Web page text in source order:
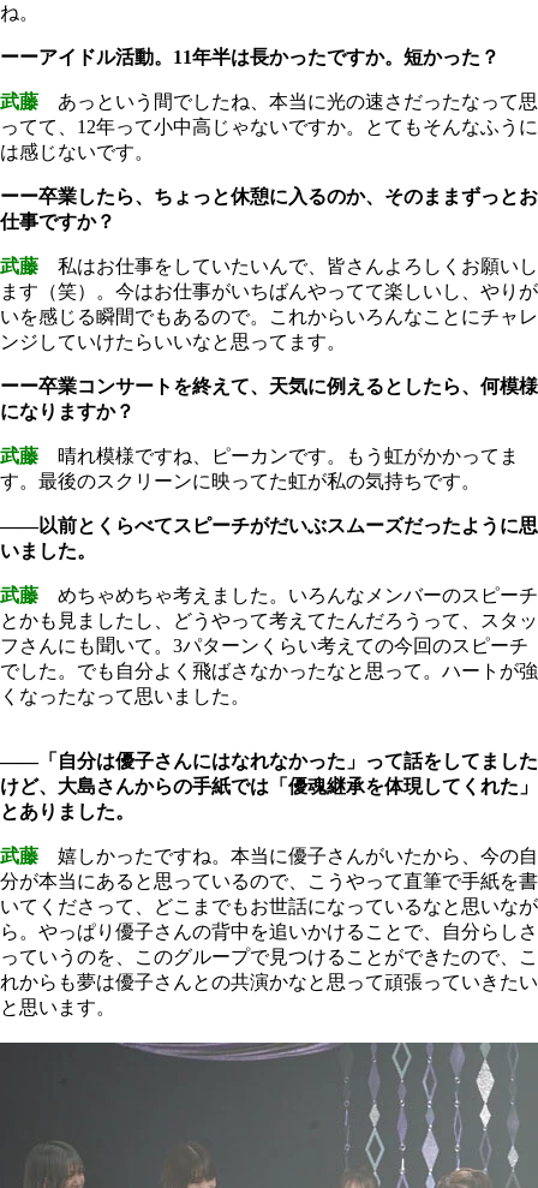
ね。
ーーアイドル活動。11年半は長かったですか。短かった？
武藤 あっという間でしたね、本当に光の速さだったなって思
ってて、12年って小中高じゃないですか。とてもそんなふうに
は感じないです。
ーー卒業したら、ちょっと休憩に入るのか、そのままずっとお
仕事ですか？
武藤 私はお仕事をしていたいんで、皆さんよろしくお願いし
ます（笑）。今はお仕事がいちばんやってて楽しいし、やりが
いを感じる瞬間でもあるので。これからいろんなことにチャレ
ンジしていけたらいいなと思ってます。
ーー卒業コンサートを終えて、天気に例えるとしたら、何模様
になりますか？
武藤 晴れ模様ですね、ピーカンです。もう虹がかかってま
す。最後のスクリーンに映ってた虹が私の気持ちです。
――以前とくらべてスピーチがだいぶスムーズだったように思
いました。
武藤 めちゃめちゃ考えました。いろんなメンバーのスピーチ
とかも見ましたし、どうやって考えてたんだろうって、スタッ
フさんにも聞いて。3パターンくらい考えての今回のスピーチ
でした。でも自分よく飛ばさなかったなと思って。ハートが強
くなったなって思いました。
――「自分は優子さんにはなれなかった」って話をしてました
けど、大島さんからの手紙では「優魂継承を体現してくれた」
とありました。
武藤 嬉しかったですね。本当に優子さんがいたから、今の自
分が本当にあると思っているので、こうやって直筆で手紙を書
いてくださって、どこまでもお世話になっているなと思いなが
ら。やっぱり優子さんの背中を追いかけることで、自分らしさ
っていうのを、このグループで見つけることができたので、こ
れからも夢は優子さんとの共演かなと思って頑張っていきたい
と思います。